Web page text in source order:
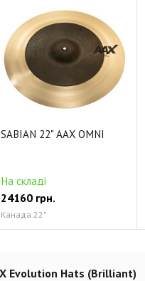
SABIAN 22" AAX OMNI
На складі
24160 грн.
Канада 22"
Evolution Hats (Brilliant)